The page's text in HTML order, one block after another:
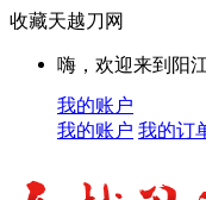
收藏天越刀网
嗨，欢迎来到阳
我的账户
我的账户 我的订